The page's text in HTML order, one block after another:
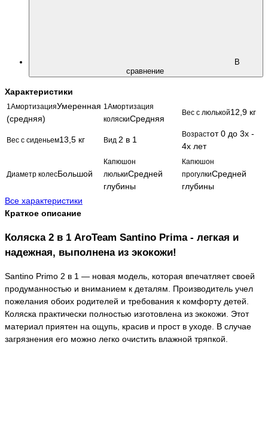
В
сравнение
Характеристики
1АмортизацияУмеренная
(средняя)
1Амортизация
коляскиСредняя
Вес с люлькой12,9 кг
Вес с сиденьем13,5 кг Вид 2 в 1
Возрастот 0 до 3х -
4х лет
Диаметр колесБольшой
Капюшон
люлькиСредней
глубины
Капюшон
прогулкиСредней
глубины
Все характеристики
Краткое описание
Коляска 2 в 1 AroTeam Santino Prima - легкая и
надежная, выполнена из экокожи!
Santino Primo 2 в 1 — новая модель, которая впечатляет своей
продуманностью и вниманием к деталям. Производитель учел
пожелания обоих родителей и требования к комфорту детей.
Коляска практически полностью изготовлена ​​из экокожи. Этот
материал приятен на ощупь, красив и прост в уходе. В случае
загрязнения его можно легко очистить влажной тряпкой.